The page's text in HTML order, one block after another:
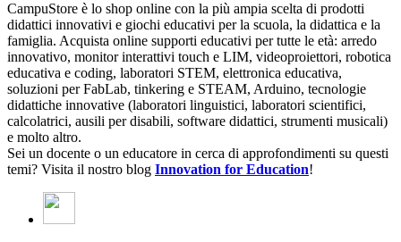
CampuStore è lo shop online con la più ampia scelta di prodotti
didattici innovativi e giochi educativi per la scuola, la didattica e la
famiglia. Acquista online supporti educativi per tutte le età: arredo
innovativo, monitor interattivi touch e LIM, videoproiettori, robotica
educativa e coding, laboratori STEM, elettronica educativa,
soluzioni per FabLab, tinkering e STEAM, Arduino, tecnologie
didattiche innovative (laboratori linguistici, laboratori scientifici,
calcolatrici, ausili per disabili, software didattici, strumenti musicali)
e molto altro.
Sei un docente o un educatore in cerca di approfondimenti su questi
temi? Visita il nostro blog Innovation for Education!